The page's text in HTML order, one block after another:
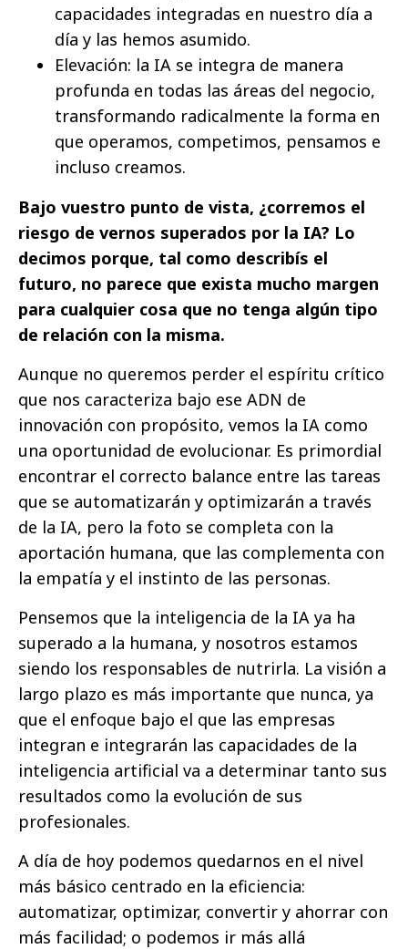
capacidades integradas en nuestro día a
día y las hemos asumido.
Elevación: la IA se integra de manera
profunda en todas las áreas del negocio,
transformando radicalmente la forma en
que operamos, competimos, pensamos e
incluso creamos.
Bajo vuestro punto de vista, ¿corremos el
riesgo de vernos superados por la IA? Lo
decimos porque, tal como describís el
futuro, no parece que exista mucho margen
para cualquier cosa que no tenga algún tipo
de relación con la misma.
Aunque no queremos perder el espíritu crítico
que nos caracteriza bajo ese ADN de
innovación con propósito, vemos la IA como
una oportunidad de evolucionar. Es primordial
encontrar el correcto balance entre las tareas
que se automatizarán y optimizarán a través
de la IA, pero la foto se completa con la
aportación humana, que las complementa con
la empatía y el instinto de las personas.
Pensemos que la inteligencia de la IA ya ha
superado a la humana, y nosotros estamos
siendo los responsables de nutrirla. La visión a
largo plazo es más importante que nunca, ya
que el enfoque bajo el que las empresas
integran e integrarán las capacidades de la
inteligencia artificial va a determinar tanto sus
resultados como la evolución de sus
profesionales.
A día de hoy podemos quedarnos en el nivel
más básico centrado en la eficiencia:
automatizar, optimizar, convertir y ahorrar con
más facilidad; o podemos ir más allá